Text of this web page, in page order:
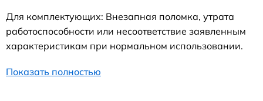
Для комплектующих: Внезапная поломка, утрата
работоспособности или несоответствие заявленным
характеристикам при нормальном использовании.
Показать полностью